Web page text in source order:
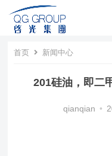
首页 新闻中心
201硅油，即二
qianqian •